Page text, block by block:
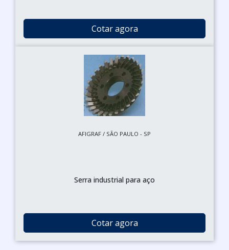
Cotar agora
AFIGRAF / SÃO PAULO - SP
Serra industrial para aço
Cotar agora